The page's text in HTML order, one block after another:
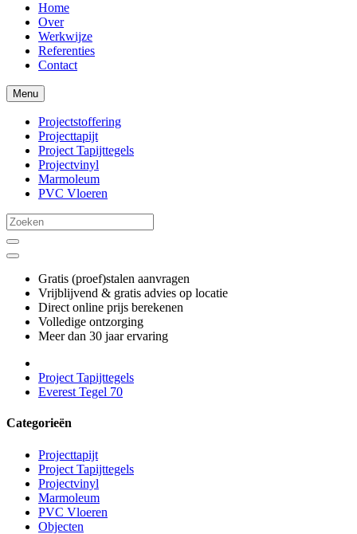
Home
Over
Werkwijze
Referenties
Contact
Menu
Projectstoffering
Projecttapijt
Project Tapijttegels
Projectvinyl
Marmoleum
PVC Vloeren
Gratis (proef)stalen aanvragen
Vrijblijvend & gratis advies op locatie
Direct online prijs berekenen
Volledige ontzorging
Meer dan 30 jaar ervaring
Project Tapijttegels
Everest Tegel 70
Categorieën
Projecttapijt
Project Tapijttegels
Projectvinyl
Marmoleum
PVC Vloeren
Objecten